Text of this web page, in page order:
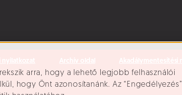
arra, hogy a lehető legjobb felhasználói
hogy Önt azonosítanánk. Az “Engedélyezés”